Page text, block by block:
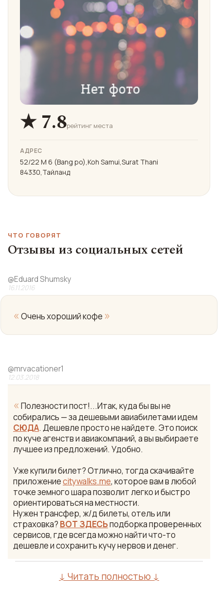
★ 7.8рейтинг места
АДРЕС
52/22 M 6 (Bang po),Koh Samui,Surat Thani
84330,Тайланд
ЧТО ГОВОРЯТ
Отзывы из социальных сетей
@Eduard Shumsky
16.11.2016
« Очень хороший кофе »
@mrvacationer1
12.03.2018
« Полезности пост!...Итак, куда бы вы не
собирались — за дешевыми авиабилетами идем
СЮДА. Дешевле просто не найдете. Это поиск
по куче агенств и авиакомпаний, а вы выбираете
лучшее из предложений. Удобно.
Уже купили билет? Отлично, тогда скачивайте
приложениеcitywalks.me, которое вам в любой
точке земного шара позволит легко и быстро
ориентироваться на местности.
Нужен трансфер, ж/д билеты, отель или
страховка? ВОТ ЗДЕСЬподборка проверенных
сервисов, где всегда можно найти что-то
дешевле и сохранить кучу нервов и денег.
↓ Читать полностью ↓